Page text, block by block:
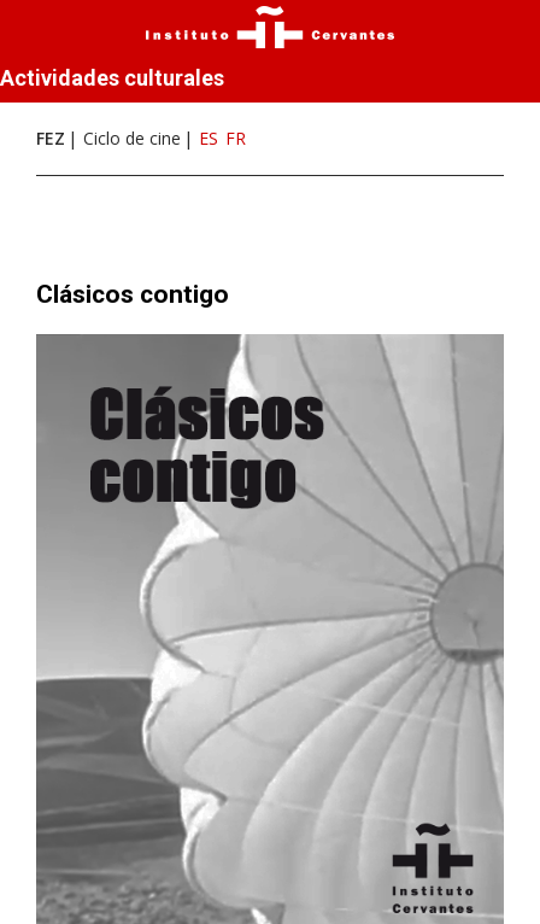
Actividades culturales
FEZ Ciclo de cine ES FR
Clásicos contigo